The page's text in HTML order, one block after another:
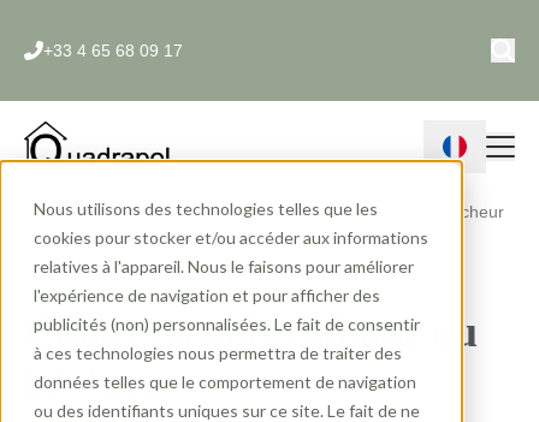
Nous utilisons des technologies telles que les
cookies pour stocker et/ou accéder aux informations
relatives à l'appareil. Nous le faisons pour améliorer
l'expérience de navigation et pour afficher des
publicités (non) personnalisées. Le fait de consentir
à ces technologies nous permettra de traiter des
données telles que le comportement de navigation
ou des identifiants uniques sur ce site. Le fait de ne
+33 4 65 68 09 17
Accueil » Gammes » Chalet En Bois » Cabane Du Pecheur
20m² 2 couchages
Chalet en bois Cabane du
Pêcheur